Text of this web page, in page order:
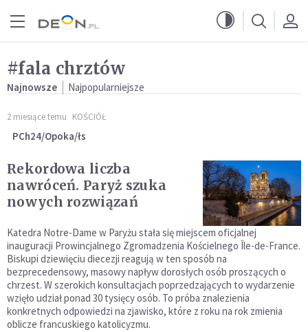
#fala chrztów
Najnowsze Najpopularniejsze
2 miesiące temu KOŚCIÓŁ
PCh24/Opoka/łs
Rekordowa liczba
nawróceń. Paryż szuka
nowych rozwiązań
Katedra Notre-Dame w Paryżu stała się miejscem oficjalnej
inauguracji Prowincjalnego Zgromadzenia Kościelnego Île-de-France.
Biskupi dziewięciu diecezji reagują w ten sposób na
bezprecedensowy, masowy napływ dorosłych osób proszących o
chrzest. W szerokich konsultacjach poprzedzających to wydarzenie
wzięło udział ponad 30 tysięcy osób. To próba znalezienia
konkretnych odpowiedzi na zjawisko, które z roku na rok zmienia
oblicze francuskiego katolicyzmu.